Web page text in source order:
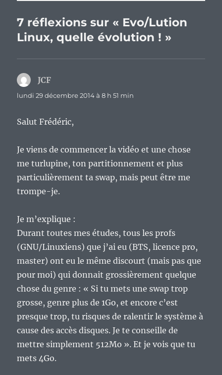
7 réflexions sur « Evo/Lution
Linux, quelle évolution ! »
JCF
lundi 29 décembre 2014 à 8 h 51 min
Salut Frédéric,
Je viens de commencer la vidéo et une chose
me turlupine, ton partitionnement et plus
particulièrement ta swap, mais peut être me
trompe-je.
Je m’explique :
Durant toutes mes études, tous les profs
(GNU/Linuxiens) que j’ai eu (BTS, licence pro,
master) ont eu le même discourt (mais pas que
pour moi) qui donnait grossièrement quelque
chose du genre : « Si tu mets une swap trop
grosse, genre plus de 1Go, et encore c’est
presque trop, tu risques de ralentir le système à
cause des accès disques. Je te conseille de
mettre simplement 512Mo ». Et je vois que tu
mets 4Go.